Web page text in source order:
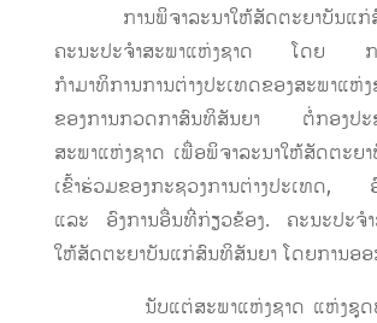
ການພິຈາລະນາໃຫ້ສັດຕະຍາບັນແກ່ສົ
ຄະນະປະຈຳສະພາແຫ່ງຊາດ ໂດຍ ກາ
ກຳມາທິການການຕ່າງປະເທດຂອງສະພາແຫ່
ຂອງການກວດກາສົນທິສັນຍາ ຕໍ່ກອງປະ
ສະພາແຫ່ງຊາດ ເພື່ອພິຈາລະນາໃຫ້ສັດຕະຍ
ເຂົ້າຮ່ວມຂອງກະຊວງການຕ່າງປະເທດ,
ແລະ ອົງການອື່ນທີ່ກ່ຽວຂ້ອງ. ຄະນະປະຈຳ
ໃຫ້ສັດຕະຍາບັນແກ່ສົນທິສັນຍາ ໂດຍການອ
ນັບແຕ່ສະພາແຫ່ງຊາດ ແຫ່ງຊຸດທີ